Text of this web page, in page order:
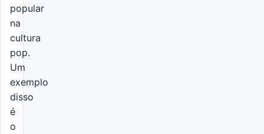
popular
na
cultura
pop.
Um
exemplo
disso
é
o